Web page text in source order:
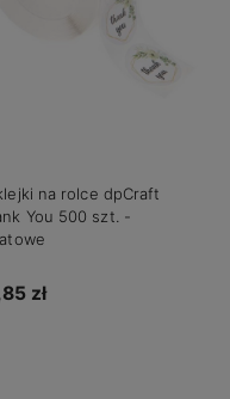
na rolce dpCraft
You 500 szt. -
zł